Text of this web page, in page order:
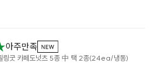
아주만족
링굿 카페도넛츠 5종 中 택 2종(24ea/냉동)